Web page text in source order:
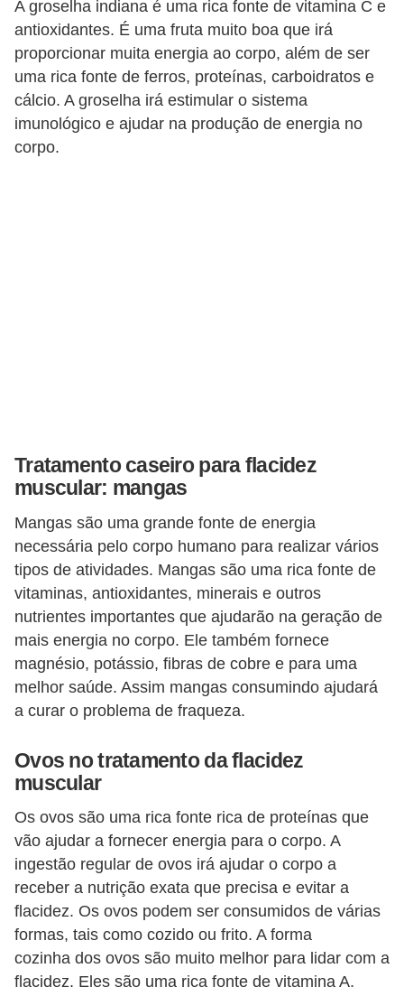
A groselha indiana é uma rica fonte de vitamina C e
antioxidantes. É uma fruta muito boa que irá
proporcionar muita energia ao corpo, além de ser
uma rica fonte de ferros, proteínas, carboidratos e
cálcio. A groselha irá estimular o sistema
imunológico e ajudar na produção de energia no
corpo.
Tratamento caseiro para flacidez
muscular: mangas
Mangas são uma grande fonte de energia
necessária pelo corpo humano para realizar vários
tipos de atividades. Mangas são uma rica fonte de
vitaminas, antioxidantes, minerais e outros
nutrientes importantes que ajudarão na geração de
mais energia no corpo. Ele também fornece
magnésio, potássio, fibras de cobre e para uma
melhor saúde. Assim mangas consumindo ajudará
a curar o problema de fraqueza.
Ovos no tratamento da flacidez
muscular
Os ovos são uma rica fonte rica de proteínas que
vão ajudar a fornecer energia para o corpo. A
ingestão regular de ovos irá ajudar o corpo a
receber a nutrição exata que precisa e evitar a
flacidez. Os ovos podem ser consumidos de várias
formas, tais como cozido ou frito. A forma
cozinha dos ovos são muito melhor para lidar com a
flacidez. Eles são uma rica fonte de vitamina A,